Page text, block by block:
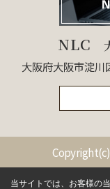
NLC
大阪府大阪市淀川
当サイトでは、お客様の